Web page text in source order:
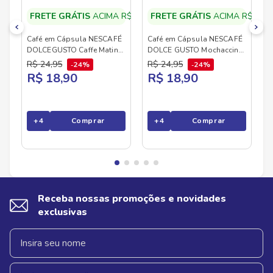
FRETE GRÁTIS ACIMA R$79,90
Café em Cápsula NESCAFÉ
DOLCEGUSTO Caffe Matinal
10 Cápsulas 80g
R$ 24,95 24%
R$ 18,90
+4 Comprar
FRETE GRÁTIS ACIMA
Café em Cápsula NESCAFÉ
DOLCE GUSTO Mochaccino
Canela 10 Cápsulas 172g
R$ 24,95 24%
R$ 18,90
+4 Comprar
Receba nossas promoções e novidades
exclusivas